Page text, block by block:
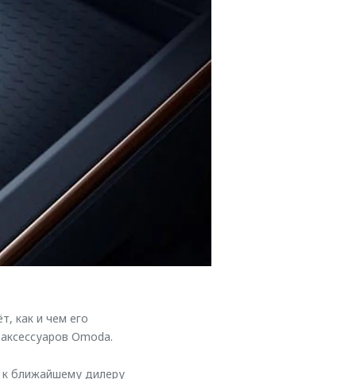
как и чем его
Omoda.
к ближайшему дилеру